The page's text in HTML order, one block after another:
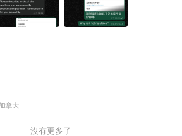
拿大
沒有更多了